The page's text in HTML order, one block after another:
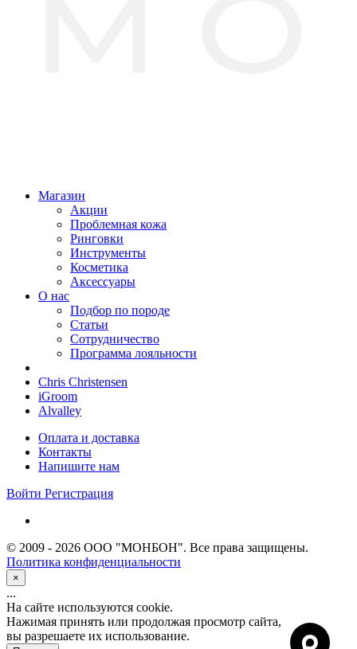
Магазин
Акции
Проблемная кожа
Ринговки
Инструменты
Косметика
Аксессуары
О нас
Подбор по породе
Статьи
Сотрудничество
Программа лояльности
Chris Christensen
iGroom
Alvalley
Оплата и доставка
Контакты
Напишите нам
Войти Регистрация
© 2009 - 2026 ООО "МОНБОН". Все права защищены.
Политика конфиденциальности
×
...
На сайте используются cookie.
Нажимая принять или продолжая просмотр сайта,
вы разрешаете их использование.